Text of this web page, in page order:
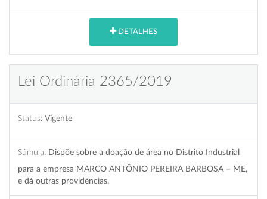
DETALHES
Lei Ordinária 2365/2019
Status: Vigente
Súmula: Dispõe sobre a doação de área no Distrito Industrial
para a empresa MARCO ANTÔNIO PEREIRA BARBOSA – ME,
e dá outras providências.